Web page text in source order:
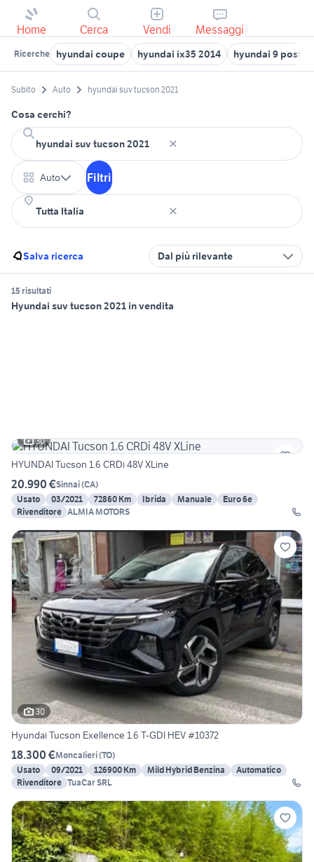
Home Cerca Vendi Messaggi
Ricerche hyundai coupe hyundai ix35 2014 hyundai 9 posti
Subito Auto hyundai suv tucson 2021
Cosa cerchi?
Auto Filtri
Salva ricerca Dal più rilevante
15 risultati
Hyundai suv tucson 2021 in vendita
30
HYUNDAI Tucson 1.6 CRDi 48V XLine
20.990 €Sinnai(CA)
Usato
03/2021 72860 Km Ibrida Manuale
Euro 6e
Rivenditore ALMIA MOTORS
30
Hyundai Tucson Exellence 1.6 T-GDI HEV #10372
18.300 €Moncalieri(TO)
Usato
09/2021 126900 Km Mild Hybrid Benzina
Automatico
Rivenditore TuaCar SRL